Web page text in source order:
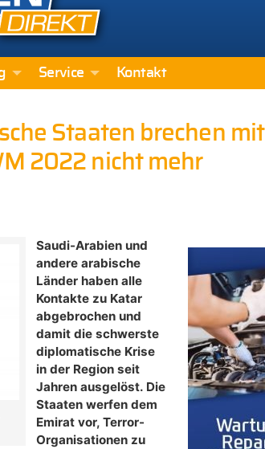
Service Kontakt
Staaten brechen mit
2022 nicht mehr
Saudi-Arabien und
andere arabische
Länder haben alle
Kontakte zu Katar
abgebrochen und
damit die schwerste
diplomatische Krise
in der Region seit
Jahren ausgelöst. Die
Staaten werfen dem
Emirat vor, Terror-
Organisationen zu